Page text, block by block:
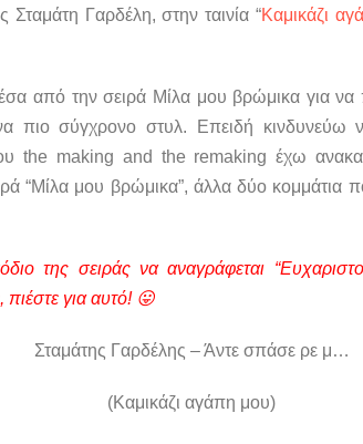
Σταμάτη Γαρδέλη, στην ταινία “Καμικάζι
από την σειρά Μίλα μου βρώμικα για να
πιο σύγχρονο στυλ. Επειδή
the making and the remaking έχω
“Μίλα μου βρώμικα”, άλλα δύο
της σειράς να αναγράφεται
για αυτό! 😛
Σταμάτης Γαρδέλης – Άντε σπάσε ρε μ…
(Καμικάζι αγάπη μου)